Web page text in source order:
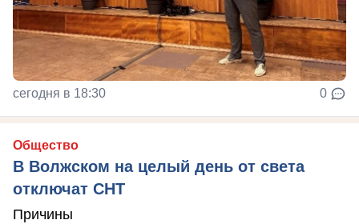
сегодня в 18:30 0
Общество
В Волжском на целый день от света
отключат СНТ
Причины